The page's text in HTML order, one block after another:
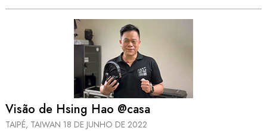
Visão de Hsing Hao @casa
TAIPÉ, TAIWAN 18 DE JUNHO DE 2022